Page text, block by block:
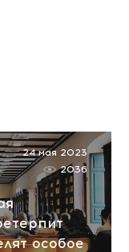
особое
24 мая 2023
2036